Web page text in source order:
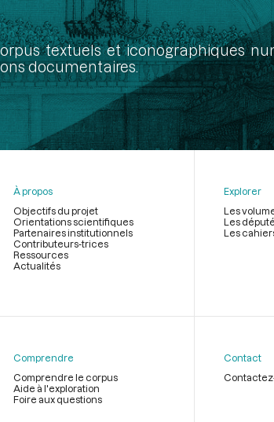
textuels et iconographiques
documentaires.
À propos
Objectifs du projet
Orientations scientifiques
Partenaires institutionnels
Contributeurs-trices
Ressources
Actualités
Explorer
Les
Les
Les
Comprendre
Comprendre le corpus
Aide à l'exploration
Foire aux questions
Contact